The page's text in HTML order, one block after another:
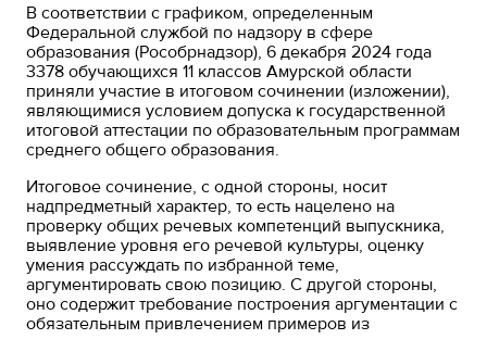
В соответствии с графиком, определенным
Федеральной службой по надзору в сфере
образования (Рособрнадзор), 6 декабря 2024 года
3378 обучающихся 11 классов Амурской области
приняли участие в итоговом сочинении (изложении),
являющимися условием допуска к государственной
итоговой аттестации по образовательным программам
среднего общего образования.
Итоговое сочинение, с одной стороны, носит
надпредметный характер, то есть нацелено на
проверку общих речевых компетенций выпускника,
выявление уровня его речевой культуры, оценку
умения рассуждать по избранной теме,
аргументировать свою позицию. С другой стороны,
оно содержит требование построения аргументации с
обязательным привлечением примеров из